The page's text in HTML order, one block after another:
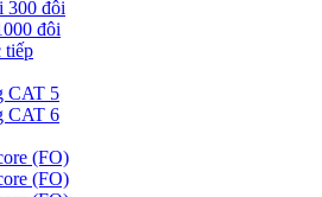
300 đôi
đôi
tiếp
CAT 5
CAT 6
(FO)
(FO)